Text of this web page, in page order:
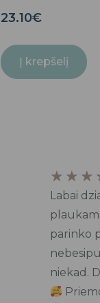
23.10€
Į krepšelį
★ ★ ★
Labai
parinko
niekad.